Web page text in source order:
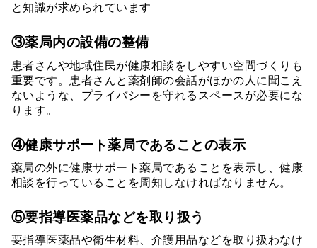
と知識が求められています
③薬局内の設備の整備
患者さんや地域住民が健康相談をしやすい空間づくりも
重要です。患者さんと薬剤師の会話がほかの人に聞こえ
ないような、プライバシーを守れるスペースが必要にな
ります。
④健康サポート薬局であることの表示
薬局の外に健康サポート薬局であることを表示し、健康
相談を行っていることを周知しなければなりません。
⑤要指導医薬品などを取り扱う
要指導医薬品や衛生材料、介護用品などを取り扱わなけ